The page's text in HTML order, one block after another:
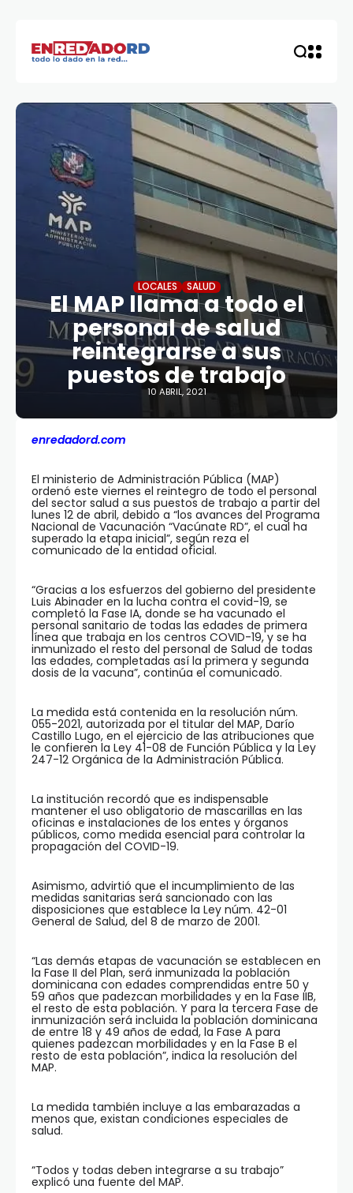
LOCALES SALUD
El MAP llama a todo el
personal de salud
reintegrarse a sus
puestos de trabajo
10 ABRIL, 2021
enredadord.com
El ministerio de Administración Pública (MAP)
ordenó este viernes el reintegro de todo el personal
del sector salud a sus puestos de trabajo a partir del
lunes 12 de abril, debido a “los avances del Programa
Nacional de Vacunación “Vacúnate RD”, el cual ha
superado la etapa inicial”, según reza el
comunicado de la entidad oficial.
“Gracias a los esfuerzos del gobierno del presidente
Luis Abinader en la lucha contra el covid-19, se
completó la Fase IA, donde se ha vacunado el
personal sanitario de todas las edades de primera
línea que trabaja en los centros COVID-19, y se ha
inmunizado el resto del personal de Salud de todas
las edades, completadas así la primera y segunda
dosis de la vacuna”, continúa el comunicado.
La medida está contenida en la resolución núm.
055-2021, autorizada por el titular del MAP, Darío
Castillo Lugo, en el ejercicio de las atribuciones que
le confieren la Ley 41-08 de Función Pública y la Ley
247-12 Orgánica de la Administración Pública.
La institución recordó que es indispensable
mantener el uso obligatorio de mascarillas en las
oficinas e instalaciones de los entes y órganos
públicos, como medida esencial para controlar la
propagación del COVID-19.
Asimismo, advirtió que el incumplimiento de las
medidas sanitarias será sancionado con las
disposiciones que establece la Ley núm. 42-01
General de Salud, del 8 de marzo de 2001.
“Las demás etapas de vacunación se establecen en
la Fase II del Plan, será inmunizada la población
dominicana con edades comprendidas entre 50 y
59 años que padezcan morbilidades y en la Fase IIB,
el resto de esta población. Y para la tercera Fase de
inmunización será incluida la población dominicana
de entre 18 y 49 años de edad, la Fase A para
quienes padezcan morbilidades y en la Fase B el
resto de esta población”, indica la resolución del
MAP.
La medida también incluye a las embarazadas a
menos que, existan condiciones especiales de
salud.
“Todos y todas deben integrarse a su trabajo”
explicó una fuente del MAP.